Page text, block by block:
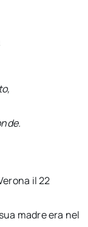
il 22
madre era nel